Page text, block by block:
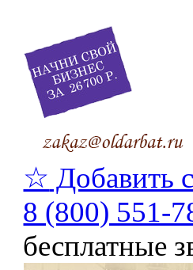
☆ Добавить
8 (800) 551-
бесплатные